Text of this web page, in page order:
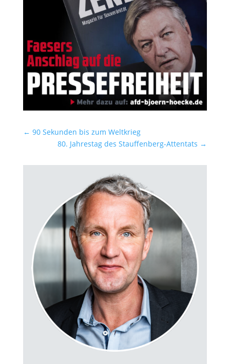
← 90 Sekunden bis zum Weltkrieg
80. Jahrestag des Stauffenberg-Attentats →